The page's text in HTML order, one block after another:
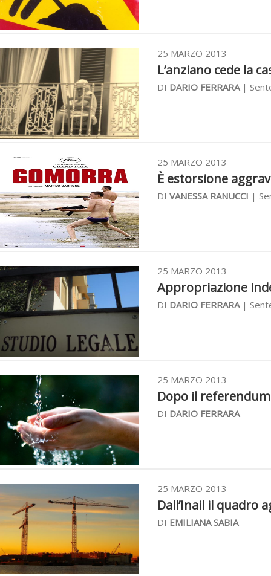
25 MARZO 2013
L’anziano cede la
DI DARIO FERRARA|
25 MARZO 2013
È estorsione
DI VANESSA RANUCCI |
25 MARZO 2013
Appropriazione
DI DARIO FERRARA|
25 MARZO 2013
Dopo il
DI DARIO FERRARA
25 MARZO 2013
Dall’Inail il quadro
DI EMILIANA SABIA